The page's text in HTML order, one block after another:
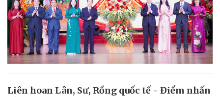
Liên hoan Lân, Sư, Rồng quốc tế - Điểm nhấn